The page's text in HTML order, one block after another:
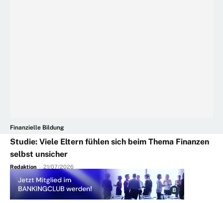
Finanzielle Bildung
Studie: Viele Eltern fühlen sich beim Thema Finanzen
selbst unsicher
Redaktion - 21/07/2026